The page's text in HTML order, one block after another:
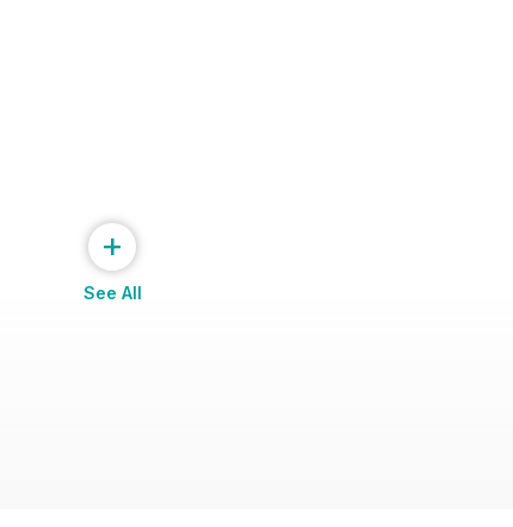
+
See All